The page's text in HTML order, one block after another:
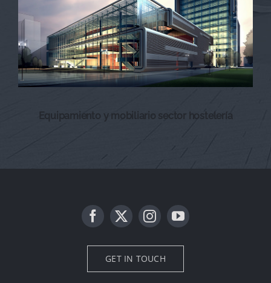
Equipamiento y mobiliario sector hostelería
GET IN TOUCH